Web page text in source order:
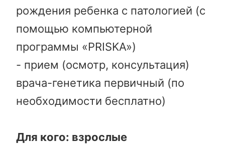
рождения ребенка с патологией (с
помощью компьютерной
программы «PRISKA»)
- прием (осмотр, консультация)
врача-генетика первичный (по
необходимости бесплатно)
Для кого: взрослые